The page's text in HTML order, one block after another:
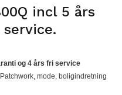
incl 5 års
og 4 års fri service
mode, boligindretning